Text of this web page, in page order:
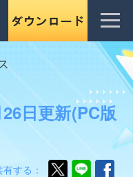
日更新(PC版
する：